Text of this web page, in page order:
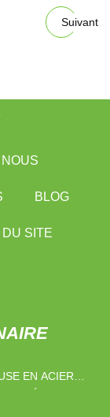
Suivant
BLOG
DU SITE
EN ACIER